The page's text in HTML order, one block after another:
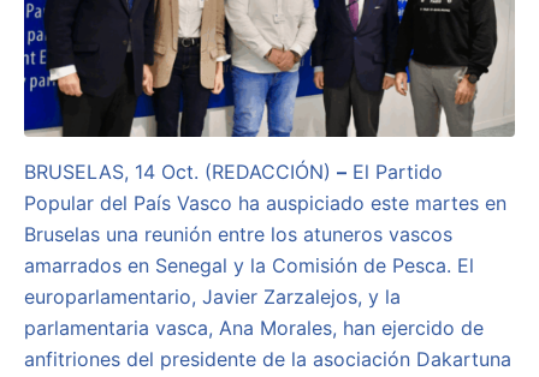
BRUSELAS, 14 Oct. (REDACCIÓN) – El Partido
Popular del País Vasco ha auspiciado este martes en
Bruselas una reunión entre los atuneros vascos
amarrados en Senegal y la Comisión de Pesca. El
europarlamentario, Javier Zarzalejos, y la
parlamentaria vasca, Ana Morales, han ejercido de
anfitriones del presidente de la asociación Dakartuna